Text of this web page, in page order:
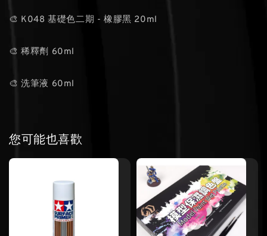
🎨 K048 基礎色二期 - 橡膠黑 20ml
🎨 稀釋劑 60ml
🎨 洗筆液 60ml
您可能也喜歡